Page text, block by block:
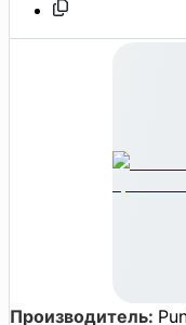
Производитель: